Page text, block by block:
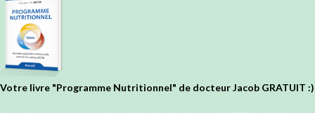
Votre livre "Programme Nutritionnel" de docteur Jacob GRATUIT :)